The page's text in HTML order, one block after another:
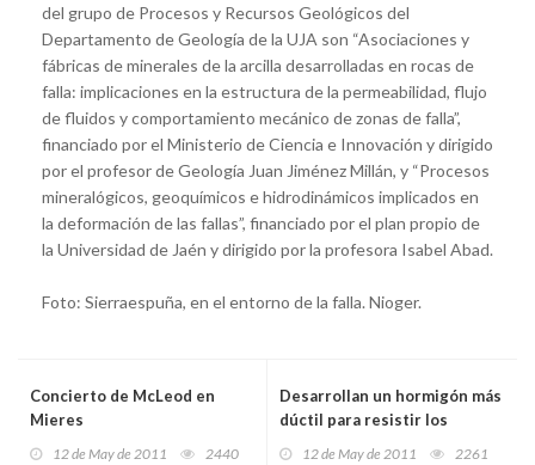
del grupo de Procesos y Recursos Geológicos del
Departamento de Geología de la UJA son “Asociaciones y
fábricas de minerales de la arcilla desarrolladas en rocas de
falla: implicaciones en la estructura de la permeabilidad, flujo
de fluidos y comportamiento mecánico de zonas de falla”,
financiado por el Ministerio de Ciencia e Innovación y dirigido
por el profesor de Geología Juan Jiménez Millán, y “Procesos
mineralógicos, geoquímicos e hidrodinámicos implicados en
la deformación de las fallas”, financiado por el plan propio de
la Universidad de Jaén y dirigido por la profesora Isabel Abad.
Foto: Sierraespuña, en el entorno de la falla. Nioger.
Concierto de McLeod en
Mieres
12 de May de 2011 2440
Desarrollan un hormigón más
dúctil para resistir los
12 de May de 2011 2261